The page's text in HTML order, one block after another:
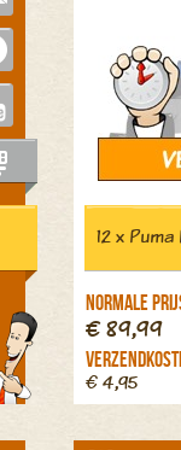
12 x
Normale
€ 89,99
€ 4,95